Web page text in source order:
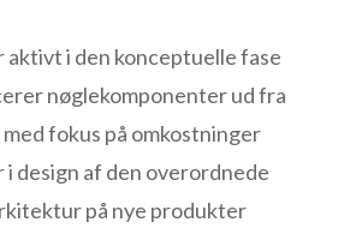
aktivt i den konceptuelle fase
nøglekomponenter ud fra
fokus på omkostninger
i design af den overordnede
på nye produkter